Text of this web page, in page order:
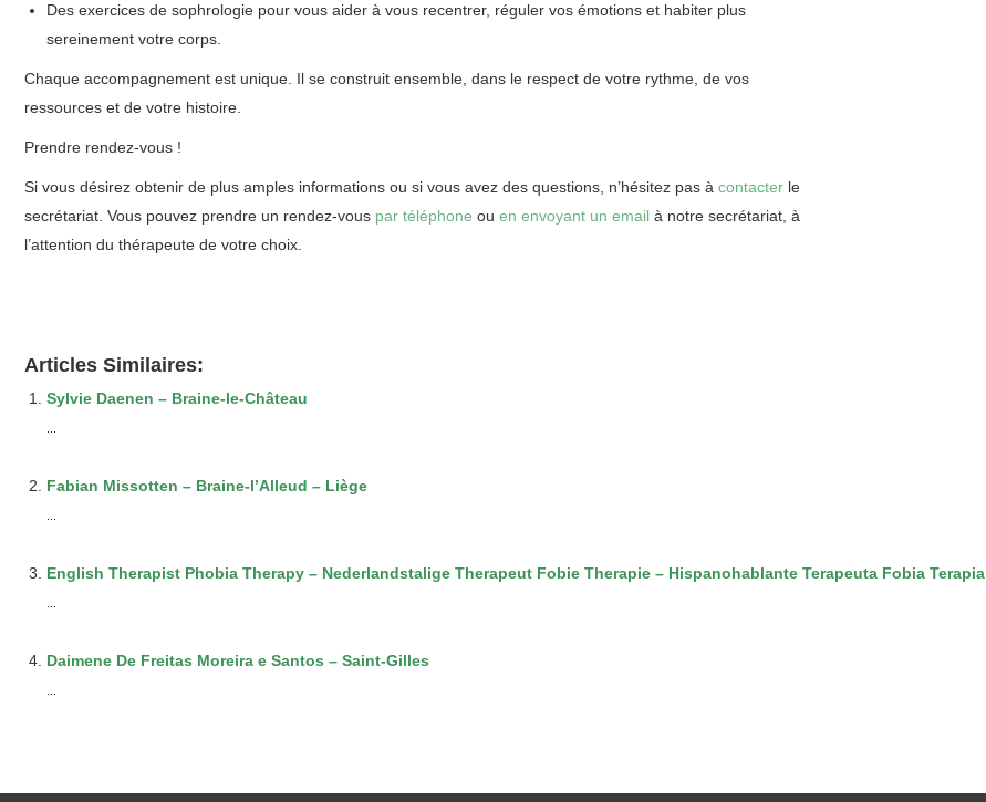
Des exercices de sophrologie pour vous aider à vous recentrer, réguler vos émotions et habiter plus
sereinement votre corps.
Chaque accompagnement est unique. Il se construit ensemble, dans le respect de votre rythme, de vos
ressources et de votre histoire.
Prendre rendez-vous !
Si vous désirez obtenir de plus amples informations ou si vous avez des questions, n’hésitez pas à contacter le
secrétariat. Vous pouvez prendre un rendez-vous par téléphone ou en envoyant un email à notre secrétariat, à
l’attention du thérapeute de votre choix.
Articles Similaires:
Sylvie Daenen – Braine-le-Château
Fabian Missotten – Braine-l’Alleud – Liège
English Therapist Phobia Therapy – Nederlandstalige Therapeut Fobie Therapie – Hispanohablante Terapeuta Fobia Terapia
Daimene De Freitas Moreira e Santos – Saint-Gilles